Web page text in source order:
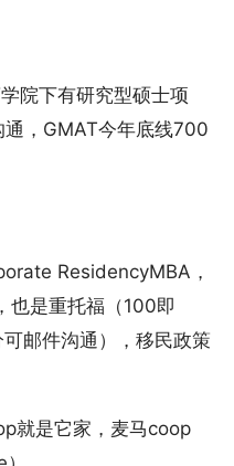
院下有研究型硕士项
通，GMAT今年底线700
ResidencyMBA，
也是重托福（100即
邮件沟通），移民政策
就是它家，麦马coop